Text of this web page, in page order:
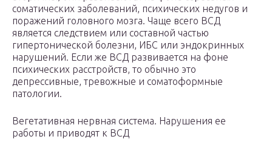
соматических заболеваний, психических недугов и
поражений головного мозга. Чаще всего ВСД
является следствием или составной частью
гипертонической болезни, ИБС или эндокринных
нарушений. Если же ВСД развивается на фоне
психических расстройств, то обычно это
депрессивные, тревожные и соматоформные
патологии.
Вегетативная нервная система. Нарушения ее
работы и приводят к ВСД